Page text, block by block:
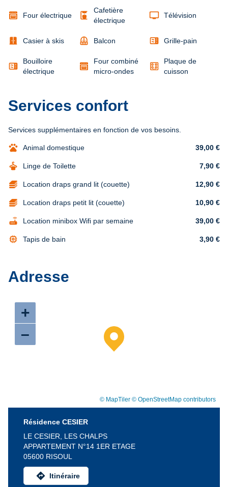
Four électrique coffee_maker
Cafetière
électrique
tv Télévision
door_sliding Casier à skis balcony Balcon microwave Grille-pain
microwave
Bouilloire
électrique
Four combiné
micro-ondes
Plaque de
cuisson
Services confort
Services supplémentaires en fonction de vos besoins.
pets Animal domestique 39,00 €
dry_cleaning Linge de Toilette 7,90 €
Location draps grand lit (couette) 12,90 €
Location draps petit lit (couette) 10,90 €
router Location minibox Wifi par semaine 39,00 €
memory Tapis de bain 3,90 €
Adresse
+
–
© MapTiler © OpenStreetMap contributors
Résidence CESIER
LE CESIER, LES CHALPS
APPARTEMENT N°14 1ER ETAGE
05600 RISOUL
directions Itinéraire